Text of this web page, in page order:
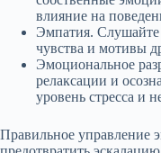
влияние на
Эмпатия. Слушайте
чувства и мотивы
Эмоциональное
релаксации и
уровень стресса и
Правильное управление